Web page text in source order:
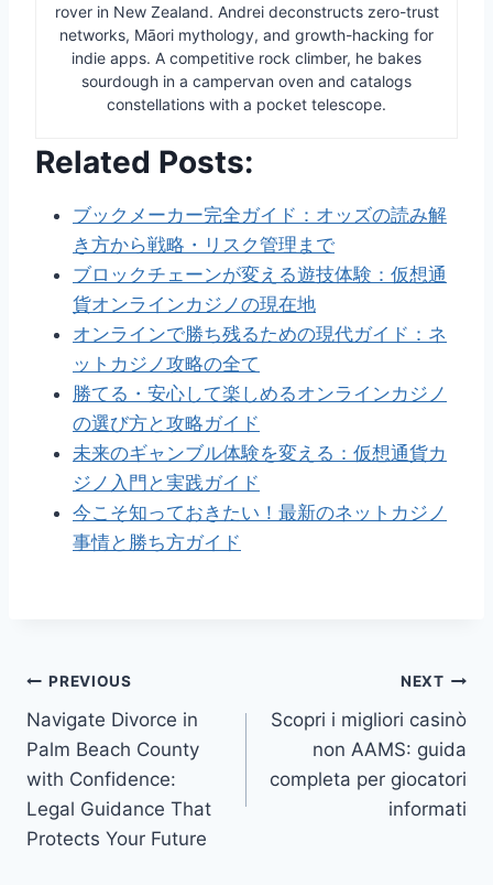
rover in New Zealand. Andrei deconstructs zero-trust
networks, Māori mythology, and growth-hacking for
indie apps. A competitive rock climber, he bakes
sourdough in a campervan oven and catalogs
constellations with a pocket telescope.
Related Posts:
ブックメーカー完全ガイド：オッズの読み解
き方から戦略・リスク管理まで
ブロックチェーンが変える遊技体験：仮想通
貨オンラインカジノの現在地
オンラインで勝ち残るための現代ガイド：ネ
ットカジノ攻略の全て
勝てる・安心して楽しめるオンラインカジノ
の選び方と攻略ガイド
未来のギャンブル体験を変える：仮想通貨カ
ジノ入門と実践ガイド
今こそ知っておきたい！最新のネットカジノ
事情と勝ち方ガイド
Post
navigation
PREVIOUS
Navigate Divorce in
Palm Beach County
with Confidence:
Legal Guidance That
Protects Your Future
NEXT
Scopri i migliori casinò
non AAMS: guida
completa per giocatori
informati